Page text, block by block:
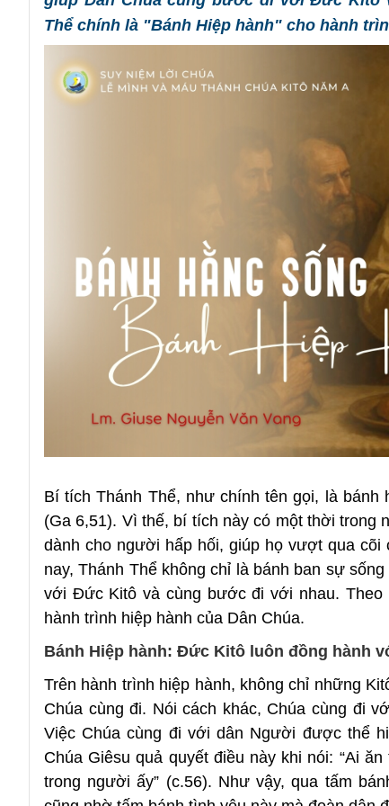
Thể chính là "Bánh Hiệp hành" cho hành
Bí tích Thánh Thể, như chính tên gọi, là bánh
(Ga 6,51). Vì thế, bí tích này có một thời trong
dành cho người hấp hối, giúp họ vượt qua
nay, Thánh Thể không chỉ là bánh ban sự
với Đức Kitô và cùng bước đi với nhau. Theo
hành trình hiệp hành của Dân Chúa.
Bánh Hiệp hành: Đức Kitô luôn đồng hành
Trên hành trình hiệp hành, không chỉ những
Chúa cùng đi. Nói cách khác, Chúa cùng đi
Việc Chúa cùng đi với dân Người được thể
Chúa Giêsu quả quyết điều này khi nói: “Ai
trong người ấy” (c.56). Như vậy, qua tấm